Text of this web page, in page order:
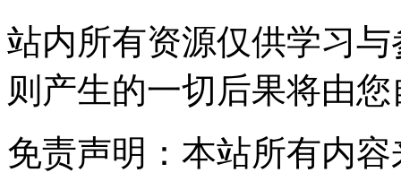
站内所有资源仅供学习
则产生的一切后果将由
免责声明：本站所有内